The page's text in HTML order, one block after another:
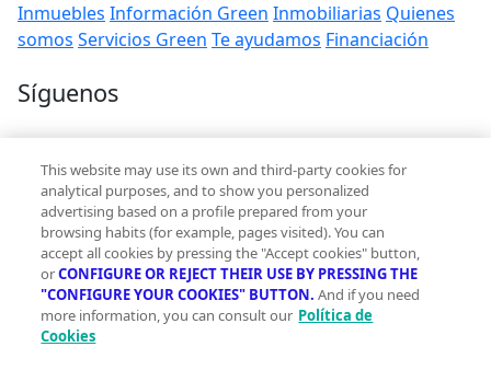
Inmuebles Información Green Inmobiliarias Quienes
somos Servicios Green Te ayudamos Financiación
Síguenos
Contacto
hola@vivegreen.com
Aviso Legal
Condiciones de uso
This website may use its own and third-party cookies for
analytical purposes, and to show you personalized
advertising based on a profile prepared from your
browsing habits (for example, pages visited). You can
accept all cookies by pressing the "Accept cookies" button,
orCONFIGURE OR REJECT THEIR USE BY PRESSING THE
"CONFIGURE YOUR COOKIES" BUTTON. And if you need
more information, you can consult our Política de
Cookies